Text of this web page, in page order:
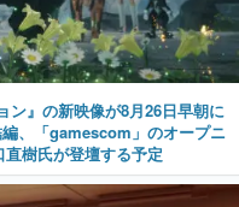
ン』の新映像が8月26日早朝に
、「gamescom」のオープニ
樹氏が登壇する予定